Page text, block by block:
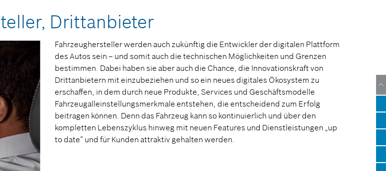
Drittanbieter
Fahrzeughersteller werden auch zukünftig die Entwickler der digitalen Plattform
des Autos sein – und somit auch die technischen Möglichkeiten und Grenzen
bestimmen. Dabei haben sie aber auch die Chance, die Innovationskraft von
Drittanbietern mit einzubeziehen und so ein neues digitales Ökosystem zu
erschaffen, in dem durch neue Produkte, Services und Geschäftsmodelle
Fahrzeugalleinstellungsmerkmale entstehen, die entscheidend zum Erfolg
beitragen können. Denn das Fahrzeug kann so kontinuierlich und über den
kompletten Lebenszyklus hinweg mit neuen Features und Dienstleistungen „up
to date“ und für Kunden attraktiv gehalten werden.